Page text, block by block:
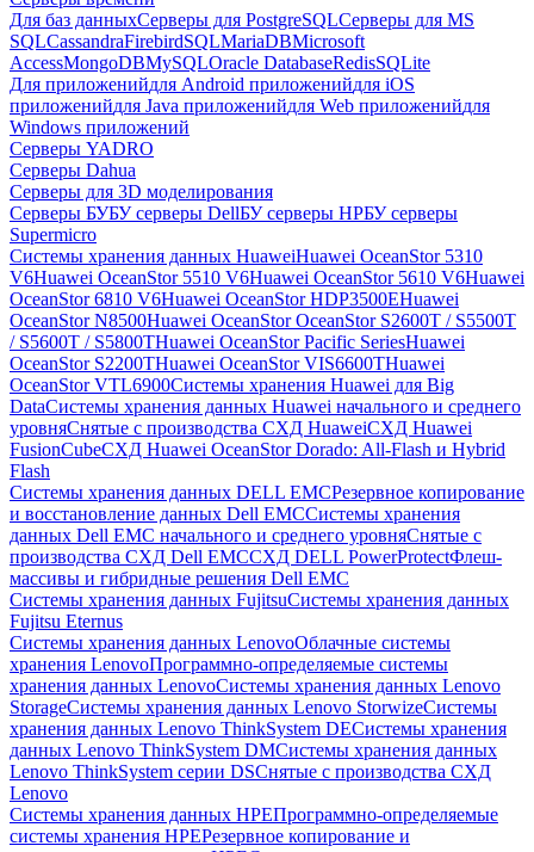
Для баз данныхСерверы для PostgreSQLСерверы для MS
SQLCassandraFirebirdSQLMariaDBMicrosoft
AccessMongoDBMySQLOracle DatabaseRedisSQLite
Для приложенийдля Android приложенийдля iOS
приложенийдля Java приложенийдля Web приложенийдля
Windows приложений
Серверы YADRO
Серверы Dahua
Серверы для 3D моделирования
Серверы БУБУ серверы DellБУ серверы HPБУ серверы
Supermicro
Системы хранения данных HuaweiHuawei OceanStor 5310
V6Huawei OceanStor 5510 V6Huawei OceanStor 5610 V6Huawei
OceanStor 6810 V6Huawei OceanStor HDP3500EHuawei
OceanStor N8500Huawei OceanStor OceanStor S2600T / S5500T
/ S5600T / S5800THuawei OceanStor Pacific SeriesHuawei
OceanStor S2200THuawei OceanStor VIS6600THuawei
OceanStor VTL6900Системы хранения Huawei для Big
DataСистемы хранения данных Huawei начального и среднего
уровняСнятые с производства СХД HuaweiСХД Huawei
FusionCubeСХД Huawei OceanStor Dorado: All-Flash и Hybrid
Flash
Системы хранения данных DELL EMCРезервное копирование
и восстановление данных Dell EMCСистемы хранения
данных Dell EMC начального и среднего уровняСнятые с
производства СХД Dell EMCСХД DELL PowerProtectФлеш-
массивы и гибридные решения Dell EMC
Системы хранения данных FujitsuСистемы хранения данных
Fujitsu Eternus
Системы хранения данных LenovoОблачные системы
хранения LenovoПрограммно-определяемые системы
хранения данных LenovoСистемы хранения данных Lenovo
StorageСистемы хранения данных Lenovo StorwizeСистемы
хранения данных Lenovo ThinkSystem DEСистемы хранения
данных Lenovo ThinkSystem DMСистемы хранения данных
Lenovo ThinkSystem серии DSСнятые с производства СХД
Lenovo
Системы хранения данных HPEПрограммно-определяемые
системы хранения HPEРезервное копирование и